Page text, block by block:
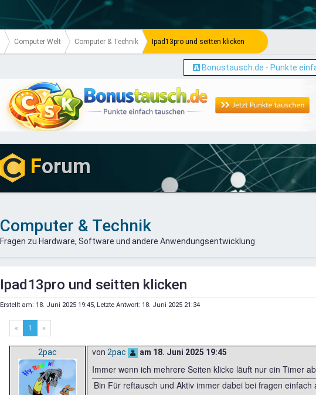
Computer Welt Computer & Technik Ipad13pro und seitten klicken
Bonustausch.de - Punkte
Forum
Computer & Technik
Fragen zu Hardware, Software und andere Anwendungsentwicklung
Ipad13pro und seitten klicken
Erstellt am: 18. Juni 2025 19:45, Letzte Antwort: 18. Juni 2025 21:34
« 1 »
2pac von 2pac am 18. Juni 2025 19:45
Immer wenn ich mehrere Seiten klicke läuft nur ein Timer
Bin Für reftausch und Aktiv immer dabei bei fragen einfach